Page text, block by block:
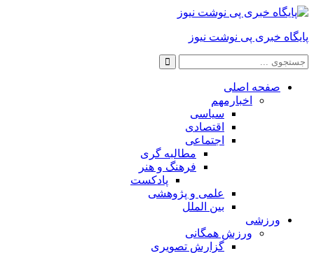
خبری پی نوشت نیوز
صفحه اصلی
اخبارمهم
سیاسی
اقتصادی
اجتماعی
مطالبه گری
فرهنگ و هنر
پادکست
علمی و پژوهشی
بین الملل
ورزشی
ورزش همگانی
گزارش تصویری